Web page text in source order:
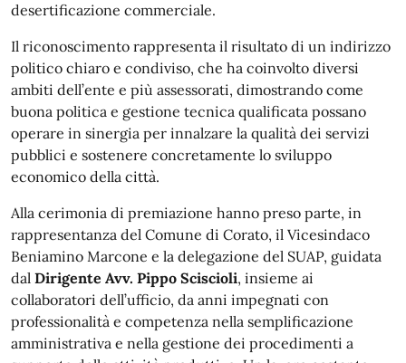
desertificazione commerciale.
Il riconoscimento rappresenta il risultato di un indirizzo
politico chiaro e condiviso, che ha coinvolto diversi
ambiti dell’ente e più assessorati, dimostrando come
buona politica e gestione tecnica qualificata possano
operare in sinergia per innalzare la qualità dei servizi
pubblici e sostenere concretamente lo sviluppo
economico della città.
Alla cerimonia di premiazione hanno preso parte, in
rappresentanza del Comune di Corato, il Vicesindaco
Beniamino Marcone e la delegazione del SUAP, guidata
dal Dirigente Avv. Pippo Sciscioli, insieme ai
collaboratori dell’ufficio, da anni impegnati con
professionalità e competenza nella semplificazione
amministrativa e nella gestione dei procedimenti a